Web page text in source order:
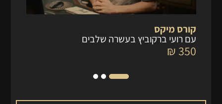
קורס מיקס
עם רועי ברקוביץ בעשרה שלבים
350 ₪